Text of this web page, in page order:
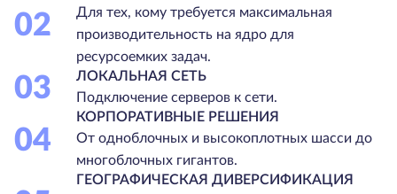
02
Для тех, кому требуется максимальная
производительность на ядро для
ресурсоемких задач.
03
ЛОКАЛЬНАЯ СЕТЬ
Подключение серверов к сети.
04
КОРПОРАТИВНЫЕ РЕШЕНИЯ
От одноблочных и высокоплотных шасси до
многоблочных гигантов.
ГЕОГРАФИЧЕСКАЯ ДИВЕРСИФИКАЦИЯ